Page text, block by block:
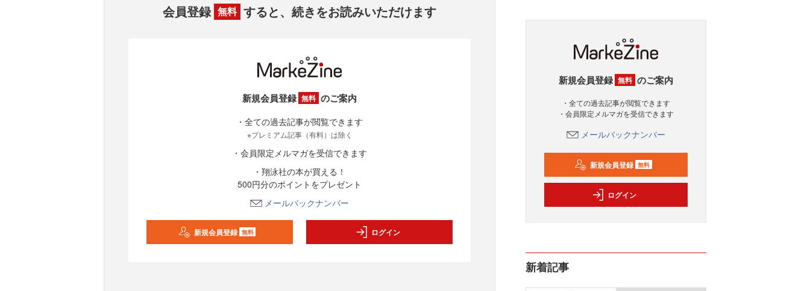
会員登録 無料 すると、続きをお読みいただけます
新規会員登録 無料 のご案内
・全ての過去記事が閲覧できます
※プレミアム記事（有料）は除く
・会員限定メルマガを受信できます
・翔泳社の本が買える！
500円分のポイントをプレゼント
メールバックナンバー
新規会員登録 無料 ログイン
新規会員登録 無料 のご案内
・全ての過去記事が閲覧できます
・会員限定メルマガを受信できます
メールバックナンバー
新規会員登録 無料
ログイン
新着記事